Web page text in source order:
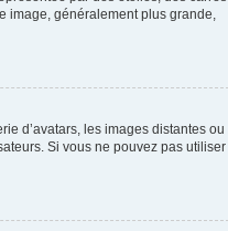
image, généralement plus grande,
d’avatars, les images distantes ou
Si vous ne pouvez pas utiliser